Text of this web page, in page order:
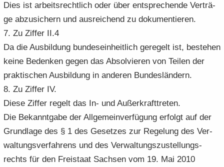
Dies ist ar­beits­recht­lich oder über ent­spre­chen­de Ver­trä­
ge ab­zu­si­chern und aus­rei­chend zu do­ku­men­tie­ren.
7. Zu Zif­fer II.4
Da die Aus­bil­dung bun­des­ein­heit­lich ge­re­gelt ist, be­stehen
keine Be­den­ken gegen das Ab­sol­vie­ren von Tei­len der
prak­ti­schen Aus­bil­dung in an­de­ren Bun­des­län­dern.
8. Zu Zif­fer IV.
Diese Zif­fer re­gelt das In- und Au­ßer­kraft­tre­ten.
Die Be­kannt­ga­be der All­ge­mein­ver­fü­gung er­folgt auf der
Grund­la­ge des § 1 des Ge­set­zes zur Re­ge­lung des Ver-​
waltungsverfahrens und des Ver­wal­tungs­zu­stel­lungs­
rechts für den Frei­staat Sach­sen vom 19. Mai 2010